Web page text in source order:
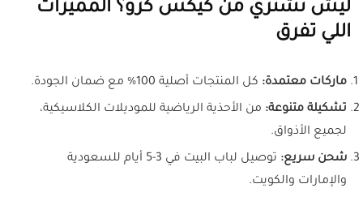
ليش تشتري من كيكس كرو؟ المميزات
اللي تفرق
ماركات معتمدة: كل المنتجات أصلية 100% مع ضمان الجودة.
تشكيلة متنوعة: من الأحذية الرياضية للموديلات الكلاسيكية،
لجميع الأذواق.
شحن سريع:
توصيل لباب البيت في 3-5 أيام للسعودية
والإمارات والكويت.